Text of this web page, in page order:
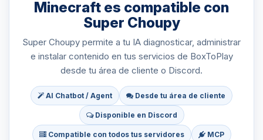
Minecraft es compatible con
Super Choupy
Super Choupy permite a tu IA diagnosticar, administrar
e instalar contenido en tus servicios de BoxToPlay
desde tu área de cliente o Discord.
AI Chatbot / Agent Desde tu área de cliente
Disponible en Discord
Compatible con todos tus servidores MCP